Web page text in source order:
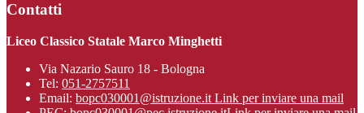
Contatti
Liceo Classico Statale Marco Minghetti
Via Nazario Sauro 18 - Bologna
Tel: 051-2757511
Email: bopc030001@istruzione.it Link per inviare una mail